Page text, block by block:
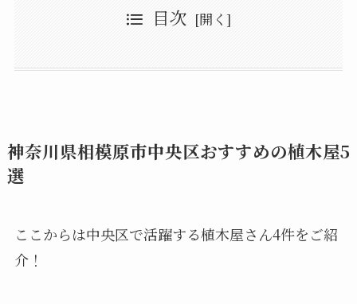
目次
神奈川県相模原市中央区おすすめの植木屋5
選
ここからは中央区で活躍する植木屋さん4件をご紹
介！